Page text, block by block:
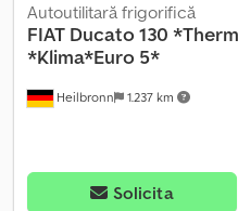
Heilbronn 1.237 km
Autoutilitară frigorifică
FIAT Ducato 130
*Klima*Euro 5*
Solicita